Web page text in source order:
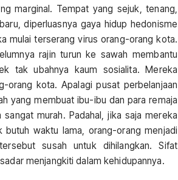
marginal. Tempat yang sejuk, tenang,
diperluasnya gaya hidup hedonisme
mulai terserang virus orang-orang kota.
rajin turun ke sawah membantu
tak ubahnya kaum sosialita. Mereka
orang kota. Apalagi pusat perbelanjaan
yang membuat ibu-ibu dan para remaja
murah. Padahal, jika saja mereka
waktu lama, orang-orang menjadi
susah untuk dihilangkan. Sifat
menjangkiti dalam kehidupannya.